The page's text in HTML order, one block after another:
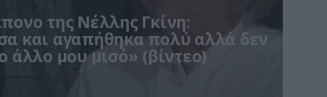
της Νέλλης Γκίνη:
και αγαπήθηκα πολύ αλλά δεν
άλλο μου μισό» (βίντεο)